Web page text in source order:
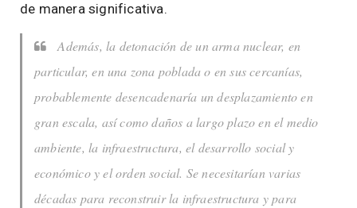
de manera significativa.
Además, la detonación de un arma nuclear, en
particular, en una zona poblada o en sus cercanías,
probablemente desencadenaría un desplazamiento en
gran escala, así como daños a largo plazo en el medio
ambiente, la infraestructura, el desarrollo social y
económico y el orden social. Se necesitarían varias
décadas para reconstruir la infraestructura y para